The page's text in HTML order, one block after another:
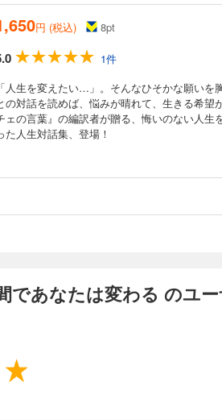
円 (税込) 8pt
1件
「人生を変えたい…」。そんなひそかな願いを
の対話を読めば、悩みが晴れて、生きる希望
ェの言葉』の編訳者が贈る、悔いのない人生
た人生対話集、登場！
あなたは変わる のユ